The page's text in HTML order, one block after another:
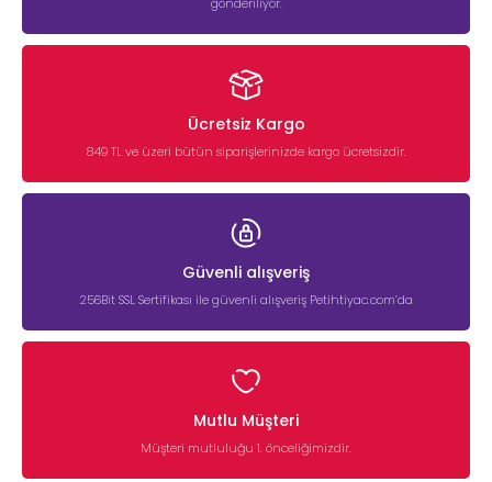
Ücretsiz Kargo
849 TL ve üzeri bütün siparişlerinizde kargo ücretsizdir.
Güvenli alışveriş
256Bit SSL Sertifikası ile güvenli alışveriş Petihtiyac.com’da
Mutlu Müşteri
Müşteri mutluluğu 1. önceliğimizdir.